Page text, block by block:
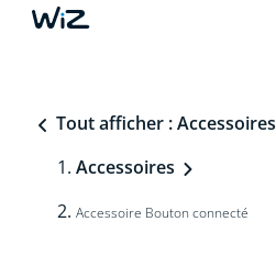
Tout afficher : Accessoires
Accessoires
Accessoire Bouton connecté